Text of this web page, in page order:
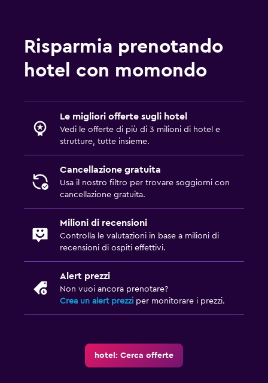
Risparmia prenotando
hotel con momondo
Le migliori offerte sugli hotel
Vedi le offerte di più di 3 milioni di hotel e
strutture, tutte insieme.
Cancellazione gratuita
Usa il nostro filtro per trovare soggiorni con
cancellazione gratuita.
Milioni di recensioni
Controlla le valutazioni in base a milioni di
recensioni di ospiti effettivi.
Alert prezzi
Non vuoi ancora prenotare?
Crea un alert prezzi per monitorare i prezzi.
hotel: Cerca offerte